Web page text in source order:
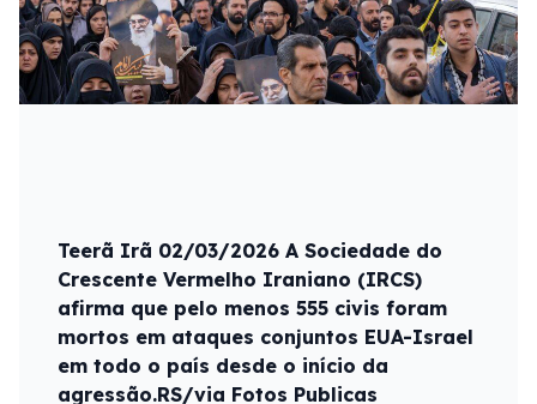
Teerã Irã 02/03/2026 A Sociedade do
Crescente Vermelho Iraniano (IRCS)
afirma que pelo menos 555 civis foram
mortos em ataques conjuntos EUA-Israel
em todo o país desde o início da
agressão.RS/via Fotos Publicas